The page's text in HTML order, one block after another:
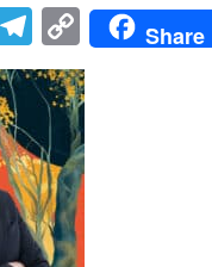
T
el
e
gr
a
m
C
o
p
y
Li
Share